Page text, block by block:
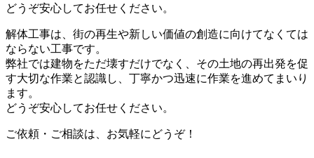
どうぞ安心してお任せください。
解体工事は、街の再生や新しい価値の創造に向けてなくては
ならない工事です。
弊社では建物をただ壊すだけでなく、その土地の再出発を促
す大切な作業と認識し、丁寧かつ迅速に作業を進めてまいり
ます。
どうぞ安心してお任せください。
ご依頼・ご相談は、お気軽にどうぞ！